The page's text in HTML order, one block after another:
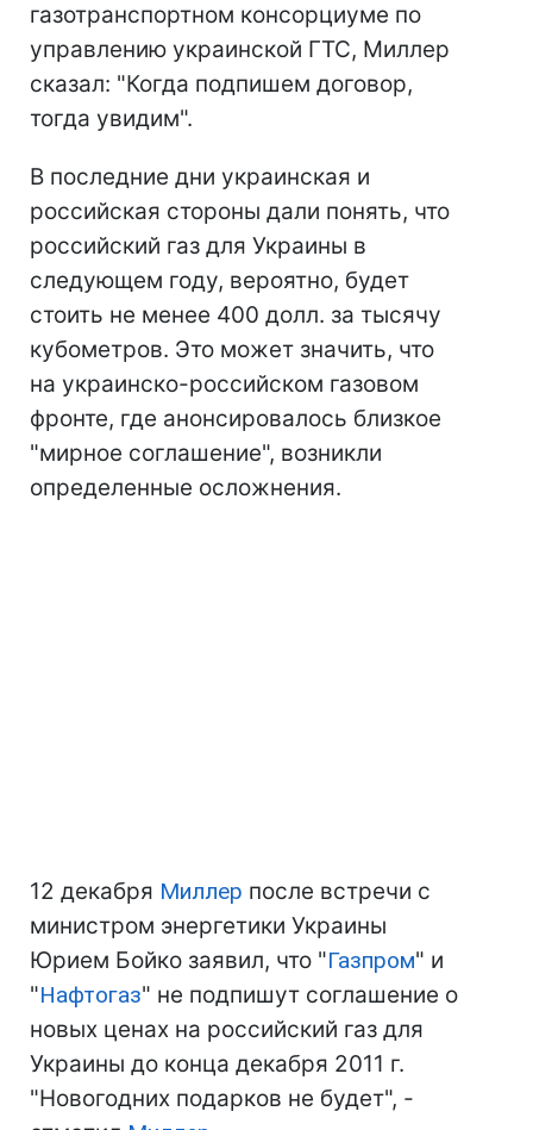
газотранспортном консорциуме по
управлению украинской ГТС, Миллер
сказал: "Когда подпишем договор,
тогда увидим".
В последние дни украинская и
российская стороны дали понять, что
российский газ для Украины в
следующем году, вероятно, будет
стоить не менее 400 долл. за тысячу
кубометров. Это может значить, что
на украинско-российском газовом
фронте, где анонсировалось близкое
"мирное соглашение", возникли
определенные осложнения.
12 декабря Миллер после встречи с
министром энергетики Украины
Юрием Бойко заявил, что "Газпром" и
"Нафтогаз" не подпишут соглашение о
новых ценах на российский газ для
Украины до конца декабря 2011 г.
"Новогодних подарков не будет", -